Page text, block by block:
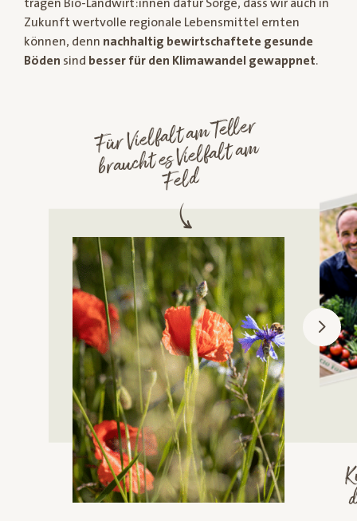
tragen Bio-Landwirt:innen dafür Sorge, dass wir auch in
Zukunft wertvolle regionale Lebensmittel ernten
können, denn nachhaltig bewirtschaftete gesunde
Böden sind besser für den Klimawandel gewappnet.
Für Vielfalt a
m Teller
braucht es Vielfalt a
m
Feld